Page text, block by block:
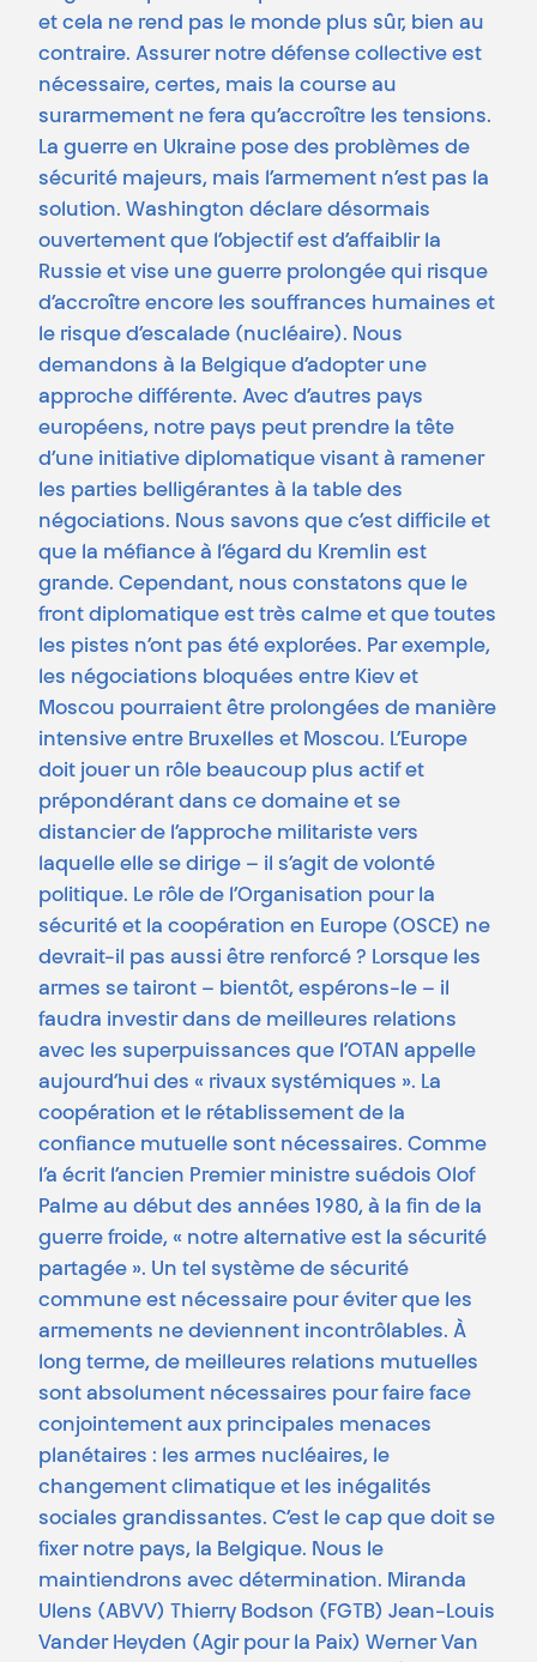
et cela ne rend pas le monde plus sûr, bien au
contraire. Assurer notre défense collective est
nécessaire, certes, mais la course au
surarmement ne fera qu’accroître les tensions.
La guerre en Ukraine pose des problèmes de
sécurité majeurs, mais l’armement n’est pas la
solution. Washington déclare désormais
ouvertement que l’objectif est d’affaiblir la
Russie et vise une guerre prolongée qui risque
d’accroître encore les souffrances humaines et
le risque d’escalade (nucléaire). Nous
demandons à la Belgique d’adopter une
approche différente. Avec d’autres pays
européens, notre pays peut prendre la tête
d’une initiative diplomatique visant à ramener
les parties belligérantes à la table des
négociations. Nous savons que c’est difficile et
que la méfiance à l’égard du Kremlin est
grande. Cependant, nous constatons que le
front diplomatique est très calme et que toutes
les pistes n’ont pas été explorées. Par exemple,
les négociations bloquées entre Kiev et
Moscou pourraient être prolongées de manière
intensive entre Bruxelles et Moscou. L’Europe
doit jouer un rôle beaucoup plus actif et
prépondérant dans ce domaine et se
distancier de l’approche militariste vers
laquelle elle se dirige – il s’agit de volonté
politique. Le rôle de l’Organisation pour la
sécurité et la coopération en Europe (OSCE) ne
devrait-il pas aussi être renforcé ? Lorsque les
armes se tairont – bientôt, espérons-le – il
faudra investir dans de meilleures relations
avec les superpuissances que l’OTAN appelle
aujourd’hui des « rivaux systémiques ». La
coopération et le rétablissement de la
confiance mutuelle sont nécessaires. Comme
l’a écrit l’ancien Premier ministre suédois Olof
Palme au début des années 1980, à la fin de la
guerre froide, « notre alternative est la sécurité
partagée ». Un tel système de sécurité
commune est nécessaire pour éviter que les
armements ne deviennent incontrôlables. À
long terme, de meilleures relations mutuelles
sont absolument nécessaires pour faire face
conjointement aux principales menaces
planétaires : les armes nucléaires, le
changement climatique et les inégalités
sociales grandissantes. C’est le cap que doit se
fixer notre pays, la Belgique. Nous le
maintiendrons avec détermination. Miranda
Ulens (ABVV) Thierry Bodson (FGTB) Jean-Louis
Vander Heyden (Agir pour la Paix) Werner Van